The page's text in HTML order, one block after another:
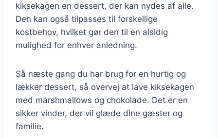
kiksekagen en dessert, der kan nydes af alle.
Den kan også tilpasses til forskellige
kostbehov, hvilket gør den til en alsidig
mulighed for enhver anledning.
Så næste gang du har brug for en hurtig og
lækker dessert, så overvej at lave kiksekagen
med marshmallows og chokolade. Det er en
sikker vinder, der vil glæde dine gæster og
familie.